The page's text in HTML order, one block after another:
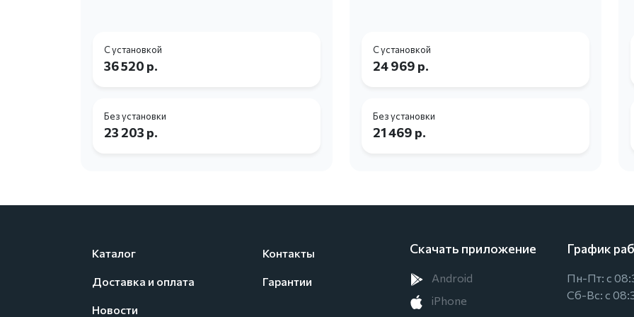
С установкой
36 520 р.
Без установки
23 203 р.
С установкой
24 969 р.
Без установки
21 469 р.
Каталог
Доставка и оплата
Новости
Контакты
Гарантии
Скачать приложение
Android
iPhone
График
Пн-Пт: с
Сб-Вс: с